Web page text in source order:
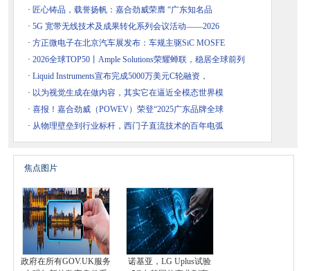
· 匠心铸品，载誉扬帆：嘉合劲威荣膺 “广东知名品
· 5G 宽带无线技术及成果转化系列会议活动——2026
· 方正微电子在北京汽车展发布：车规主驱SiC MOSFE
· 2026全球TOP50丨Ample Solutions荣耀蝉联，稳居全球前列
· Liquid Instruments宣布完成5000万美元C轮融资，
· 以为视觉生成在做内容，其实它在逼近全模态世界模
· 喜报！嘉合劲威（POWEV）荣登“2025广东品牌全球
· 从物理壁垒到行业标杆，西门子直流技术的百年电弧
焦点图片
政府在所有GOV.UK服务
诺基亚，LG Uplus试验